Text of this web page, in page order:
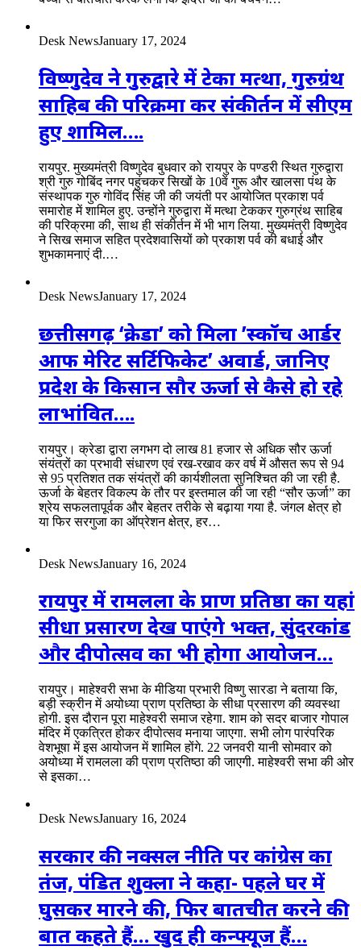
Desk NewsJanuary 17, 2024
विष्णुदेव ने गुरुद्वारे में टेका मत्था, गुरुग्रंथ
साहिब की परिक्रमा कर संकीर्तन में सीएम
हुए शामिल….
रायपुर. मुख्यमंत्री विष्णुदेव बुधवार को रायपुर के पण्डरी स्थित गुरुद्वारा
श्री गुरु गोबिंद नगर पहुंचकर सिखों के 10वें गुरू और खालसा पंथ के
संस्थापक गुरु गोविंद सिंह जी की जयंती पर आयोजित प्रकाश पर्व
समारोह में शामिल हुए. उन्होंने गुरुद्वारा में मत्था टेककर गुरुग्रंथ साहिब
की परिक्रमा की, साथ ही संकीर्तन में भी भाग लिया. मुख्यमंत्री विष्णुदेव
ने सिख समाज सहित प्रदेशवासियों को प्रकाश पर्व की बधाई और
शुभकामनाएं दी.…
Desk NewsJanuary 17, 2024
छत्तीसगढ़ ‘क्रेडा’ को मिला ’स्कॉच आर्डर
आफ मेरिट सर्टिफिकेट’ अवार्ड, जानिए
प्रदेश के किसान सौर ऊर्जा से कैसे हो रहे
लाभांवित….
रायपुर। क्रेडा द्वारा लगभग दो लाख 81 हजार से अधिक सौर ऊर्जा
संयंत्रों का प्रभावी संधारण एवं रख-रखाव कर वर्ष में औसत रूप से 94
से 95 प्रतिशत तक संयंत्रों की कार्यशीलता सुनिश्चित की जा रही है.
ऊर्जा के बेहतर विकल्प के तौर पर इस्तमाल की जा रही “सौर ऊर्जा” का
श्रेय सफलतापूर्वक और बेहतर तरीके से बढ़ाया गया है. जंगल क्षेत्र हो
या फिर सरगुजा का ऑप्रेशन क्षेत्र, हर…
Desk NewsJanuary 16, 2024
रायपुर में रामलला के प्राण प्रतिष्ठा का यहां
सीधा प्रसारण देख पाएंगे भक्त, सुंदरकांड
और दीपोत्सव का भी होगा आयोजन…
रायपुर। माहेश्वरी सभा के मीडिया प्रभारी विष्णु सारडा ने बताया कि,
बड़ी स्क्रीन में अयोध्या प्राण प्रतिष्ठा के सीधा प्रसारण की व्यवस्था
होगी. इस दौरान पूरा माहेश्वरी समाज रहेगा. शाम को सदर बाजार गोपाल
मंदिर में एकत्रित होकर दीपोत्सव मनाया जाएगा. सभी लोग पारंपरिक
वेशभूषा में इस आयोजन में शामिल होंगे. 22 जनवरी यानी सोमवार को
अयोध्या में रामलला की प्राण प्रतिष्ठा की जाएगी. माहेश्वरी सभा की ओर
से इसका…
Desk NewsJanuary 16, 2024
सरकार की नक्सल नीति पर कांग्रेस का
तंज, पंडित शुक्ला ने कहा- पहले घर में
घुसकर मारने की, फिर बातचीत करने की
बात कहते हैं… खुद ही कन्फ्यूज हैं…